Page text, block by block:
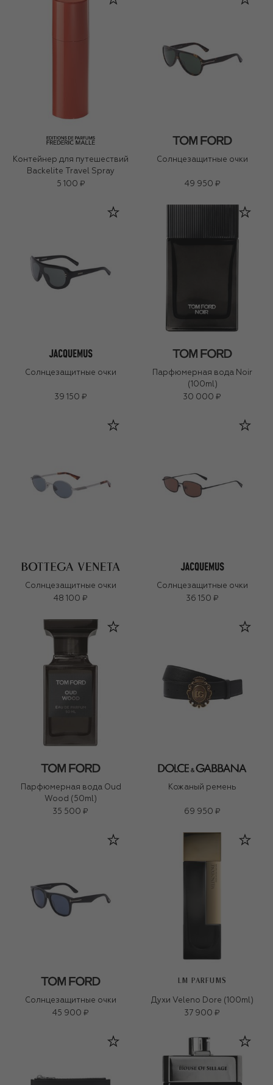
Контейнер для путешествий
Backelite Travel Spray
5 100 ₽
Солнцезащитные очки
49 950 ₽
Солнцезащитные очки
39 150 ₽
Парфюмерная вода Noir
(100ml)
30 000 ₽
Солнцезащитные очки
48 100 ₽
Солнцезащитные очки
36 150 ₽
Парфюмерная вода Oud
Wood (50ml)
35 500 ₽
Кожаный ремень
69 950 ₽
Солнцезащитные очки
45 900 ₽
LM PARFUMS
Духи Veleno Dore (100ml)
37 900 ₽